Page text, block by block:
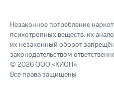
Незаконное потребление
психотропных веществ, их
их незаконный оборот
законодательством
© 2026 ООО «КИОН».
Все права защищены